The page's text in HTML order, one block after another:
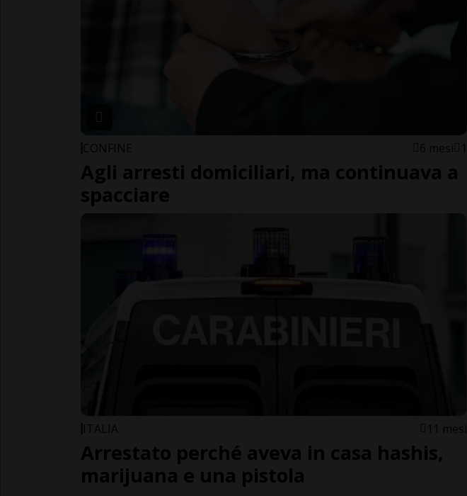
CONFINE 6 mesi 1
Agli arresti domiciliari, ma continuava a
spacciare
ITALIA 11 mesi
Arrestato perché aveva in casa hashis,
marijuana e una pistola